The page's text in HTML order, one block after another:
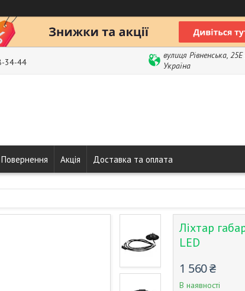
34-44
вулиця Рівненська,
Україна
Повернення Акція Доставка та оплата
Ліхтар
LED
1 560 ₴
В наявності